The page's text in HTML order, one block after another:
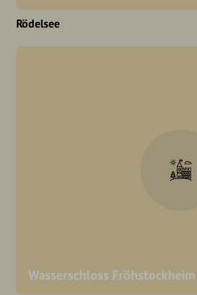
Rödelsee
Wasserschloss Fröhstockheim